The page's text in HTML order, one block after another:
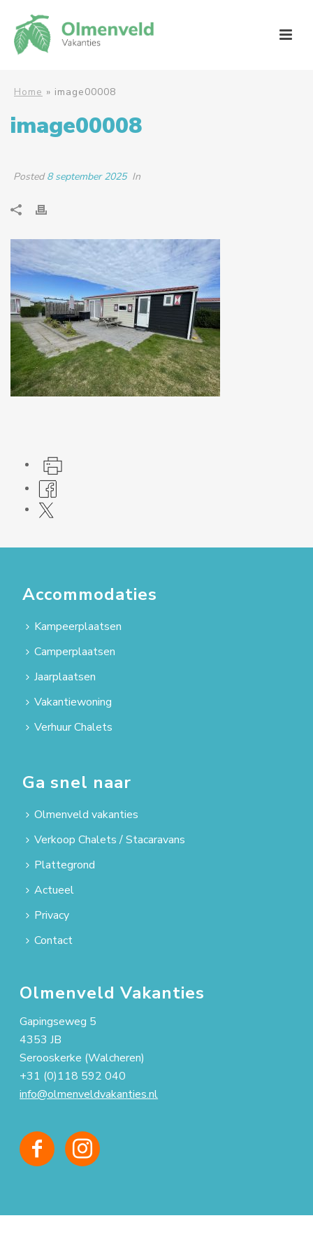
Home » image00008
image00008
Posted8 september 2025 In
Accommodaties
Kampeerplaatsen
Camperplaatsen
Jaarplaatsen
Vakantiewoning
Verhuur Chalets
Ga snel naar
Olmenveld vakanties
Verkoop Chalets / Stacaravans
Plattegrond
Actueel
Privacy
Contact
Olmenveld Vakanties
Gapingseweg 5
4353 JB
Serooskerke (Walcheren)
+31 (0)118 592 040
info@olmenveldvakanties.nl